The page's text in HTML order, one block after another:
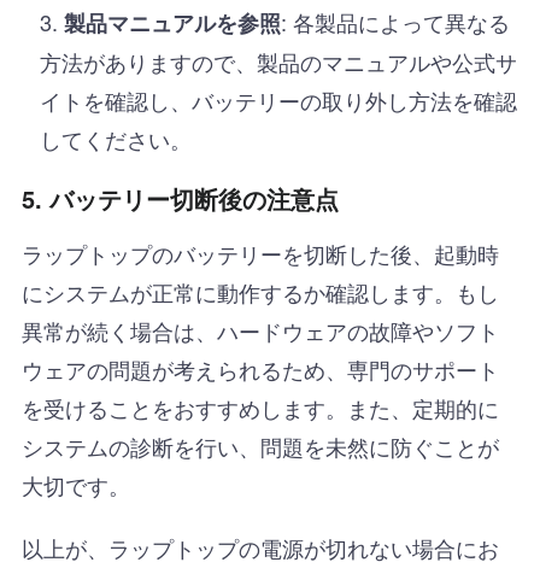
製品マニュアルを参照: 各製品によって異なる
方法がありますので、製品のマニュアルや公式サ
イトを確認し、バッテリーの取り外し方法を確認
してください。
5.バッテリー切断後の注意点
ラップトップのバッテリーを切断した後、起動時
にシステムが正常に動作するか確認します。もし
異常が続く場合は、ハードウェアの故障やソフト
ウェアの問題が考えられるため、専門のサポート
を受けることをおすすめします。また、定期的に
システムの診断を行い、問題を未然に防ぐことが
大切です。
以上が、ラップトップの電源が切れない場合にお